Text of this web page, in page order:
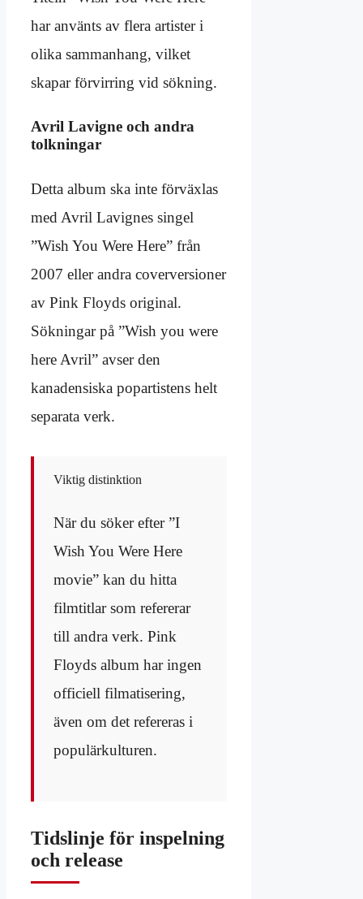
har använts av flera artister i
olika sammanhang, vilket
skapar förvirring vid sökning.
Avril Lavigne och andra
tolkningar
Detta album ska inte förväxlas
med Avril Lavignes singel
”Wish You Were Here” från
2007 eller andra coverversioner
av Pink Floyds original.
Sökningar på ”Wish you were
here Avril” avser den
kanadensiska popartistens helt
separata verk.
Viktig distinktion
När du söker efter ”I
Wish You Were Here
movie” kan du hitta
filmtitlar som refererar
till andra verk. Pink
Floyds album har ingen
officiell filmatisering,
även om det refereras i
populärkulturen.
Tidslinje för inspelning
och release